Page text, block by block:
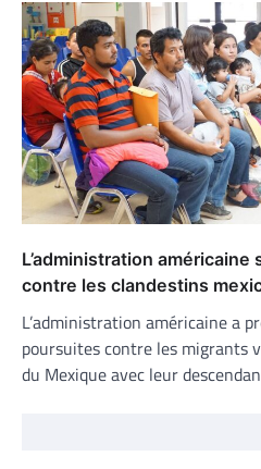
L’administration
contre les clandestins
L’administration américaine a
poursuites contre les migrants
du Mexique avec leur